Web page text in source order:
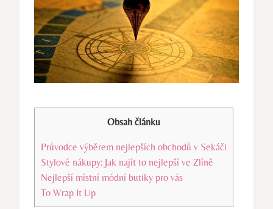
Obsah článku
Průvodce výběrem nejlepších obchodů v Sekáči
Stylové nákupy: Jak najít to nejlepší ve Zlíně
Nejlepší místní módní butiky pro vás
To Wrap It Up